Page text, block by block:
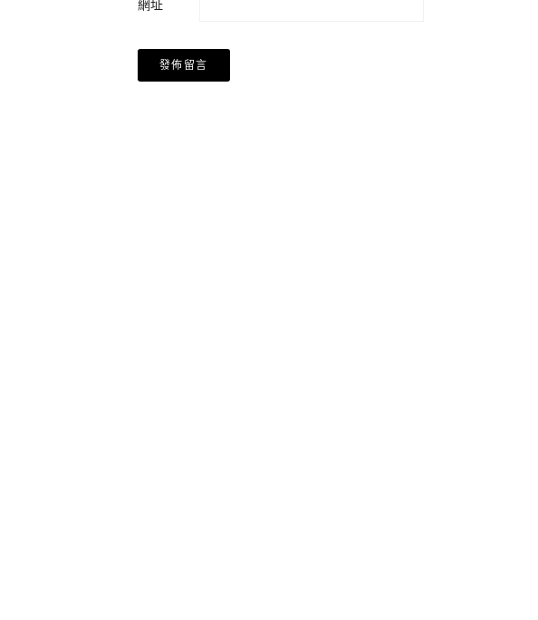
網址